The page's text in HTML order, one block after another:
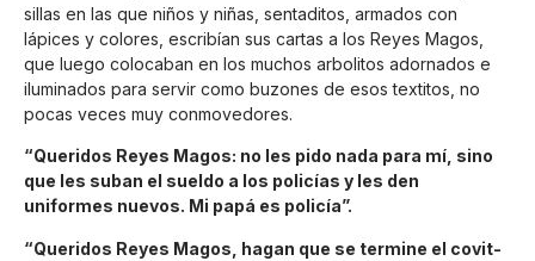
sillas en las que niños y niñas, sentaditos, armados con
lápices y colores, escribían sus cartas a los Reyes Magos,
que luego colocaban en los muchos arbolitos adornados e
iluminados para servir como buzones de esos textitos, no
pocas veces muy conmovedores.
“Queridos Reyes Magos: no les pido nada para mí, sino
que les suban el sueldo a los policías y les den
uniformes nuevos. Mi papá es policía”.
“Queridos Reyes Magos, hagan que se termine el covit-